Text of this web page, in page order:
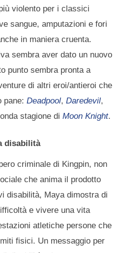
violento per i classici
sangue, amputazioni e fori
in maniera cruenta.
sembra aver dato un nuovo
punto sembra pronta a
di altri eroi/antieroi che
pane:Deadpool,Daredevil,
stagione diMoon Knight.
disabilità
criminale di Kingpin, non
che anima il prodotto
disabilità, Maya dimostra di
e vivere una vita
atletiche persone che
fisici. Un messaggio per